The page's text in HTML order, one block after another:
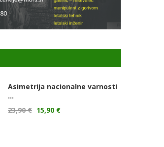
Asimetrija nacionalne varnosti
...
23,90€ 15,90 €